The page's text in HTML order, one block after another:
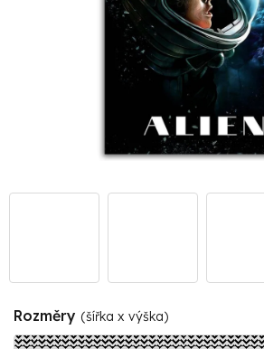
Rozměry (šířka x výška)